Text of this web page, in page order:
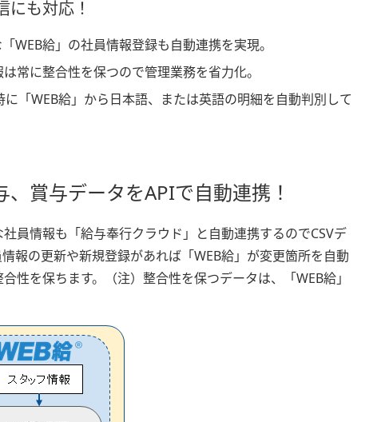
にも対応！
WEB給」の社員情報登録も自動連携を実現。
常に整合性を保つので管理業務を省力化。
「WEB給」から日本語、または英語の明細を自動判別して
賞与データをAPIで自動連携！
員情報も「給与奉行クラウド」と自動連携するのでCSVデ
報の更新や新規登録があれば「WEB給」が変更箇所を自動
性を保ちます。（注）整合性を保つデータは、「WEB給」